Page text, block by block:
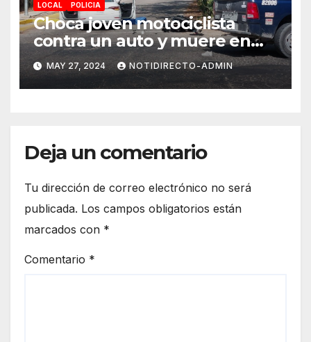
LOCAL POLICIA
Choca joven motociclista
contra un auto y muere en
Playa del Carmen; hay una
niña lesionada
MAY 27, 2024 NOTIDIRECTO-ADMIN
Deja un comentario
Tu dirección de correo electrónico no será
publicada. Los campos obligatorios están
marcados con *
Comentario *